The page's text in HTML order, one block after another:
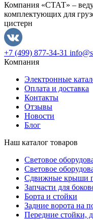
Компания «СТАТ» –
комплектующих для
цистерн
+7 (499) 877-34-31
Компания
Электронные
Оплата и доставка
Контакты
Отзывы
Новости
Блог
Наш каталог товаров
Световое
Световое
Сдвижные крыши
Запчасти для
Борта и стойки
Задние ворота на
Передние стойки,